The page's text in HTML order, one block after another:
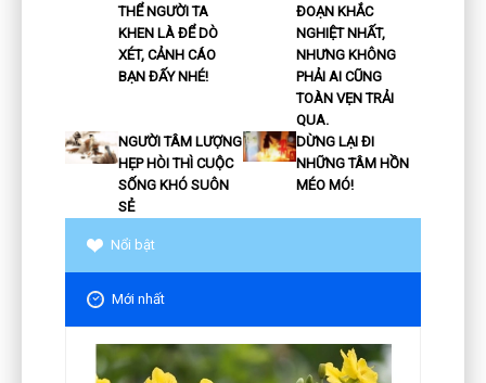
THỂ NGƯỜI TA
KHEN LÀ ĐỂ DÒ
XÉT, CẢNH CÁO
BẠN ĐẤY NHÉ!
ĐOẠN KHẮC
NGHIỆT NHẤT,
NHƯNG KHÔNG
PHẢI AI CŨNG
TOÀN VẸN TRẢI
QUA.
NGƯỜI TÂM LƯỢNG
HẸP HÒI THÌ CUỘC
SỐNG KHÓ SUÔN
SẺ
DỪNG LẠI ĐI
NHỮNG TÂM HỒN
MÉO MÓ!
Nổi bật
Mới nhất